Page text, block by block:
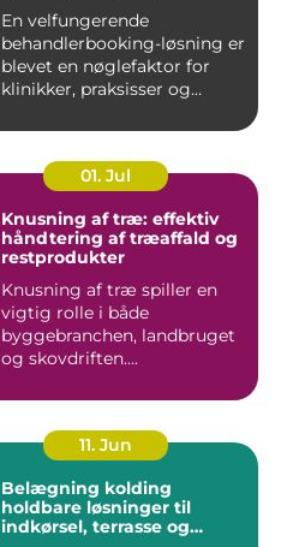
En velfungerende
behandlerbooking-løsning er
blevet en nøglefaktor for
klinikker, praksisser og
01. Jul
Knusning af træ: effektiv
håndtering af træaffald og
restprodukter
Knusning af træ spiller en
vigtig rolle i både
byggebranchen, landbruget
og skovdriften....
11. Jun
Belægning kolding
holdbare løsninger til
indkørsel, terrasse og